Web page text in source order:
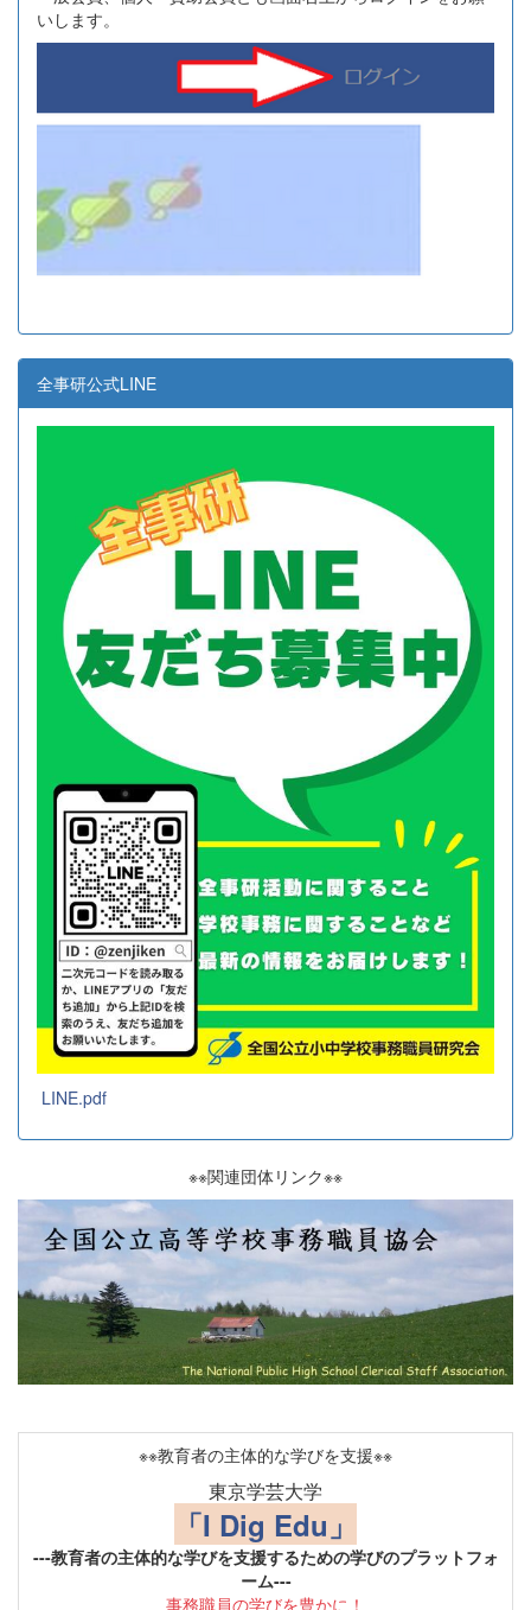
いします。
全事研公式LINE
LINE.pdf
※※関連団体リンク※※
※※教育者の主体的な学びを支援※※
東京学芸大学
「I Dig Edu」
---教育者の主体的な学びを支援するための学びのプラットフォ
ーム---
事務職員の学びを豊かに！